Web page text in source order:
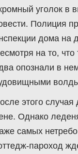
уголок в
Полиция
дома на
на то,
опознали в
этого
Однако
самых
пароход